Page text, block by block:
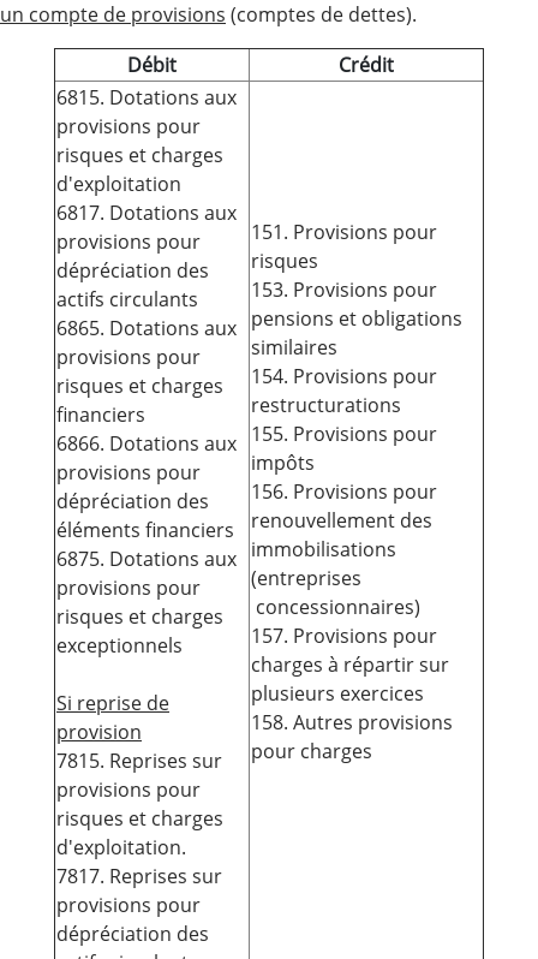
un compte de provisions (comptes de dettes).
Débit
Crédit
6815. Dotations aux
provisions pour
risques et charges
d'exploitation
6817. Dotations aux
provisions pour
dépréciation des
actifs circulants
6865. Dotations aux
provisions pour
risques et charges
financiers
6866. Dotations aux
provisions pour
dépréciation des
éléments financiers
6875. Dotations aux
provisions pour
risques et charges
exceptionnels
Si reprise de
provision
7815. Reprises sur
provisions pour
risques et charges
d'exploitation.
7817. Reprises sur
provisions pour
dépréciation des
151. Provisions pour
risques
153. Provisions pour
pensions et obligations
similaires
154. Provisions pour
restructurations
155. Provisions pour
impôts
156. Provisions pour
renouvellement des
immobilisations
(entreprises
concessionnaires)
157. Provisions pour
charges à répartir sur
plusieurs exercices
158. Autres provisions
pour charges